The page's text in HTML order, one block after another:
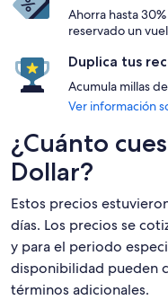
Ahorra hasta
reservado un
Duplica tus
Acumula millas
Ver información
¿Cuánto
Dollar?
Estos precios
días. Los precios se
y para el periodo
disponibilidad pueden
términos adicionales.